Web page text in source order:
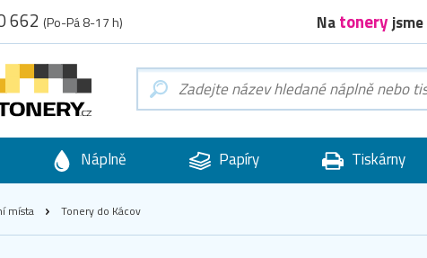
662 (Po-Pá 8-17 h) Natonery
Náplně Papíry Tiskárny
místa Tonery do Kácov